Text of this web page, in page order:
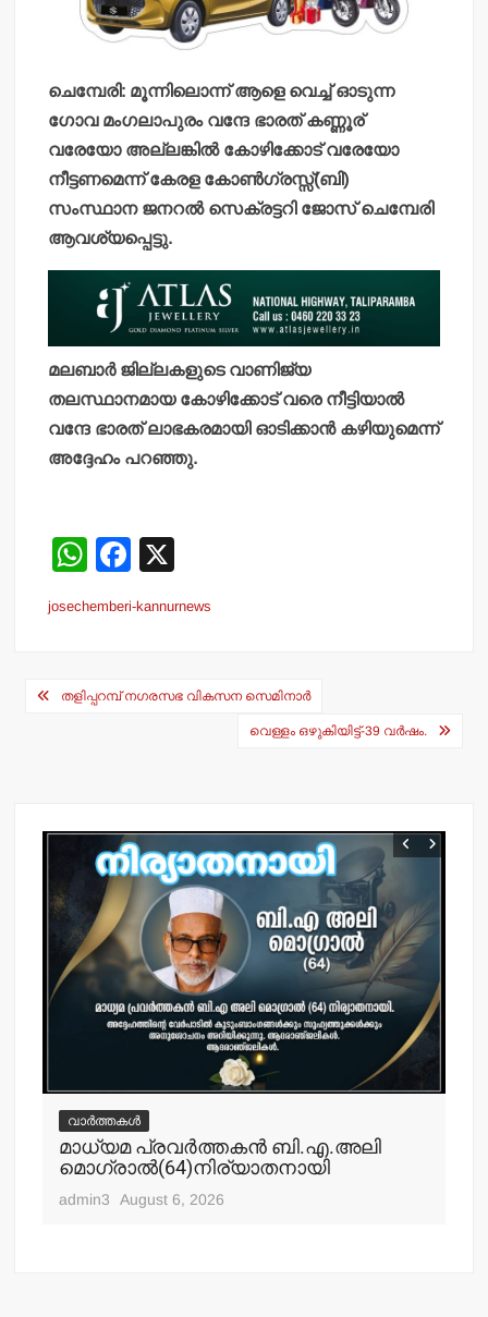
ചെമ്പേരി: മൂന്നിലൊന്ന് ആളെ വെച്ച് ഓടുന്ന
ഗോവ മംഗലാപുരം വന്ദേ ഭാരത് കണ്ണൂര്
വരേയോ അല്ലങ്കില്‍ കോഴിക്കോട് വരേയോ
നീട്ടണമെന്ന് കേരള കോണ്‍ഗ്രസ്സ്(ബി)
സംസ്ഥാന ജനറല്‍ സെക്രട്ടറി ജോസ് ചെമ്പേരി
ആവശ്യപ്പെട്ടു.
മലബാര്‍ ജില്ലകളുടെ വാണിജ്യ
തലസ്ഥാനമായ കോഴിക്കോട് വരെ നീട്ടിയാല്‍
വന്ദേ ഭാരത് ലാഭകരമായി ഓടിക്കാന്‍ കഴിയുമെന്ന്
അദ്ദേഹം പറഞ്ഞു.
W
at
A
F
c
b
josechemberi-kannurnews
Postതളിപ്പറമ്പ് നഗരസഭ വികസന സെമിനാര്‍
വെള്ളം ഒഴുകിയിട്ട്-39 വര്‍ഷം.
വാർത്തകൾ
മാധ്യമ പ്രവര്‍ത്തകന്‍ ബി.എ.അലി
മൊഗ്രാല്‍(64)നിര്യാതനായി
admin3 August 6, 2026